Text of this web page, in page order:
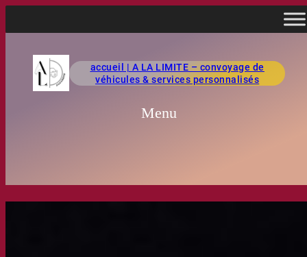
accueil | A LA LIMITE – convoyage de
véhicules & services personnalisés
Menu